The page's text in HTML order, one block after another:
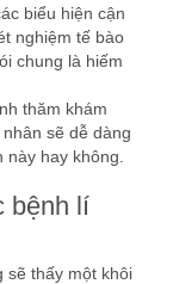
biểu hiện cận
nghiệm tế bào
chung là hiếm
thăm khám
sẽ dễ dàng
hay không.
bệnh lí
sẽ thấy một khôi